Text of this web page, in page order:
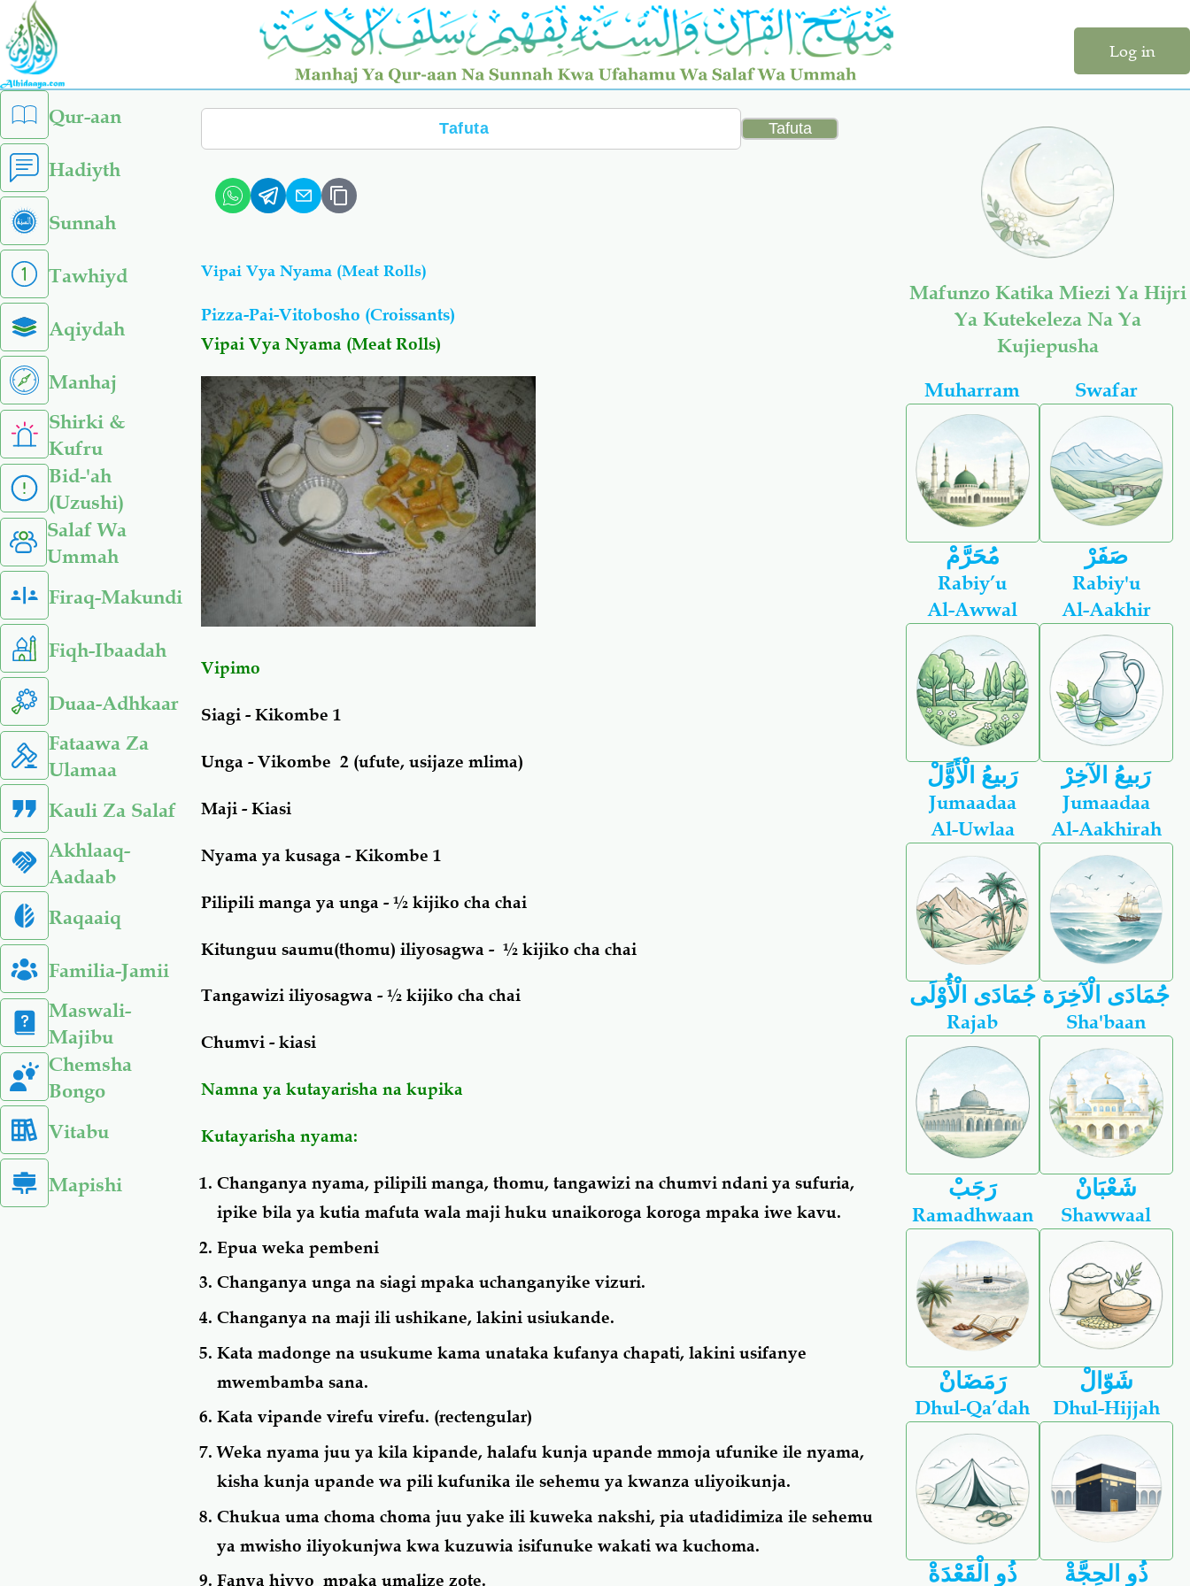
Skip
main
content
Log in
left
sidebar
menu
Qur-aan
Hadiyth
Sunnah
Tawhiyd
Aqiydah
Manhaj
Shirki &
Kufru
Bid-'ah
(Uzushi)
Salaf Wa
Ummah
Firaq-Makundi
Fiqh-Ibaadah
Duaa-Adhkaar
Fataawa Za
Ulamaa
Kauli Za Salaf
Akhlaaq-
Aadaab
Raqaaiq
Familia-Jamii
Maswali-
Majibu
Chemsha
Bongo
Vitabu
Mapishi
Search
Vipai Vya Nyama (Meat Rolls)
Pizza-Pai-Vitobosho (Croissants)
Vipai Vya Nyama (Meat Rolls)
Vipimo
Siagi - Kikombe 1
Unga - Vikombe 2 (ufute, usijaze mlima)
Maji - Kiasi
Nyama ya kusaga - Kikombe 1
Pilipili manga ya unga - ½ kijiko cha chai
Kitunguu saumu(thomu) iliyosagwa - ½ kijiko cha chai
Tangawizi iliyosagwa - ½ kijiko cha chai
Chumvi - kiasi
Namna ya kutayarisha na kupika
Kutayarisha nyama:
Changanya nyama, pilipili manga, thomu, tangawizi na chumvi ndani ya sufuria,
ipike bila ya kutia mafuta wala maji huku unaikoroga koroga mpaka iwe kavu.
Epua weka pembeni
Changanya unga na siagi mpaka uchanganyike vizuri.
Changanya na maji ili ushikane, lakini usiukande.
Kata madonge na usukume kama unataka kufanya chapati, lakini usifanye
mwembamba sana.
Kata vipande virefu virefu. (rectengular)
Weka nyama juu ya kila kipande, halafu kunja upande mmoja ufunike ile nyama,
kisha kunja upande wa pili kufunika ile sehemu ya kwanza uliyoikunja.
Chukua uma choma choma juu yake ili kuweka nakshi, pia utadidimiza ile sehemu
ya mwisho iliyokunjwa kwa kuzuwia isifunuke wakati wa kuchoma.
Fanya hivyo mpaka umalize zote.
Mafunzo Katika Miezi Ya Hijri
Ya Kutekeleza Na Ya
Kujiepusha
Muharram
مُحَرَّمْ
Swafar
صَفَرْ
Rabiy’u
Al-Awwal
رَبيعُ الْأَوًّلْ
Rabiy'u
Al-Aakhir
رَبيعُ الآخِرْ
Jumaadaa
Al-Uwlaa
جُمَادَى الْأُوْلَى
Jumaadaa
Al-Aakhirah
جُمَادَى الْآخِرَة
Rajab
رَجَبْ
Sha'baan
شَعْبَانْ
Ramadhwaan
رَمَضَانْ
Shawwaal
شَوّالْ
Dhul-Qa’dah
ذُو الْقَعْدَةْ
Dhul-Hijjah
ذُو الحِجَّةْ